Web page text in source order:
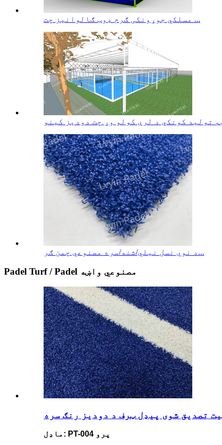
مسلکي جوړونکی ګرم ډوب ګالوانیز چت ...
د نوي نسل نیلي/شنه/سره مصنوعي چمن ګر...
Padel Turf / Padel مصنوعي واښه
تصدیق شوی پیډل ټرف د دودیز رنګ سره
ماډل: PT-004 پرو